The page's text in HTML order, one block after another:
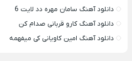
دانلود آهنگ سامان مهره دد لایت 6
دانلود آهنگ کارو قربانی صدام کن
دانلود آهنگ امین کاویانی کی میفهمه